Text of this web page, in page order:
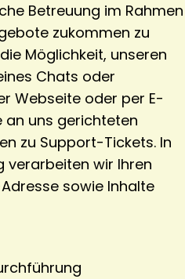
Betreuung im Rahmen
zukommen zu
Möglichkeit, unseren
Chats oder
Webseite oder per E-
an uns gerichteten
zu Support-Tickets. In
verarbeiten wir Ihren
sowie Inhalte